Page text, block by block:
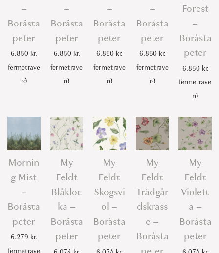
–
Boråsta
peter
6.850 kr.
fermetrave
rð
–
Boråsta
peter
6.850 kr.
fermetrave
rð
–
Boråsta
peter
6.850 kr.
fermetrave
rð
–
Boråsta
peter
6.850 kr.
fermetrave
rð
Forest
–
Boråsta
peter
6.850 kr.
fermetrave
rð
Mornin
g Mist
–
Boråsta
peter
6.279 kr.
fermetrave
My
Feldt
Blåkloc
ka –
Boråsta
peter
My
Feldt
Skogsvi
ol –
Boråsta
peter
My
Feldt
Trädgår
dskrass
e –
Boråsta
My
Feldt
Violett
a –
Boråsta
peter